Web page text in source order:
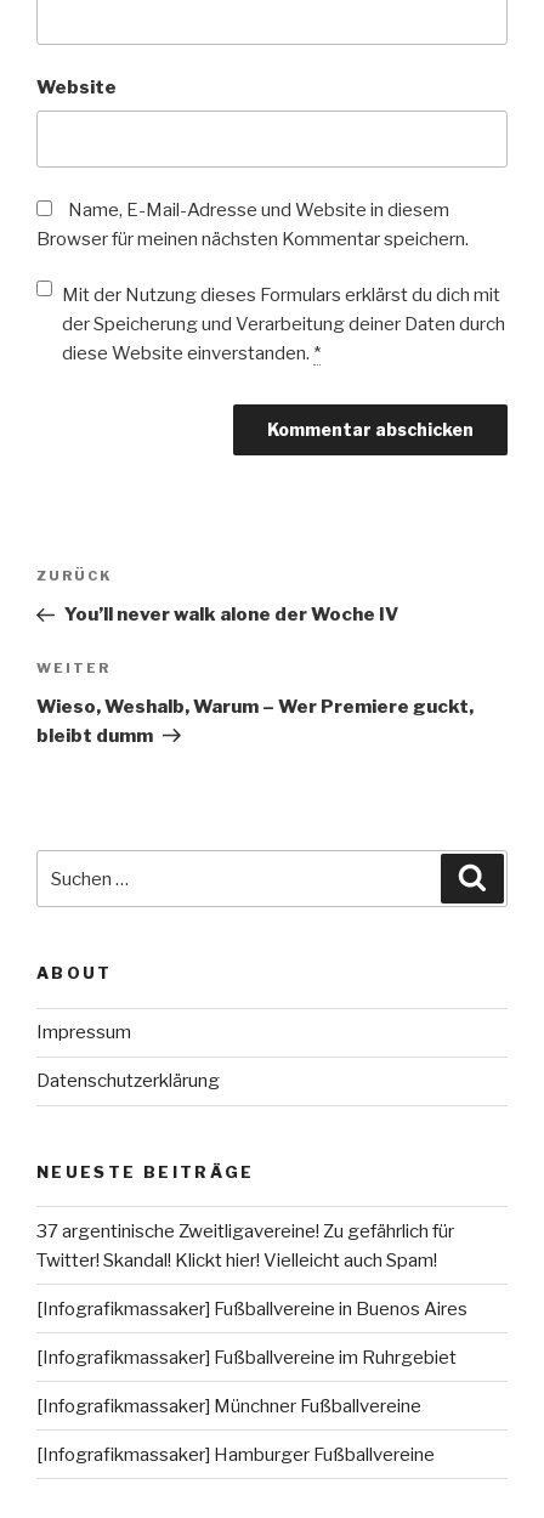
Website
Name, E-Mail-Adresse und Website in diesem
Browser für meinen nächsten Kommentar speichern.
Mit der Nutzung dieses Formulars erklärst du dich mit
der Speicherung und Verarbeitung deiner Daten durch
diese Website einverstanden. *
Beitragsnavigation
Vorheriger
Beitrag
ZURÜCK
You’ll never walk alone der Woche IV
Nächster
Beitrag
WEITER
Wieso, Weshalb, Warum – Wer Premiere guckt,
bleibt dumm
nach:
ABOUT
Impressum
Datenschutzerklärung
NEUESTE BEITRÄGE
37 argentinische Zweitligavereine! Zu gefährlich für
Twitter! Skandal! Klickt hier! Vielleicht auch Spam!
[Infografikmassaker] Fußballvereine in Buenos Aires
[Infografikmassaker] Fußballvereine im Ruhrgebiet
[Infografikmassaker] Münchner Fußballvereine
[Infografikmassaker] Hamburger Fußballvereine